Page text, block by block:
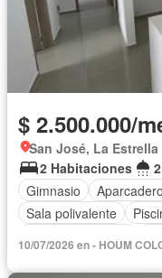
$ 2.500.000/
San José, La Estrella
2 Habitaciones
Gimnasio
Aparcadero
Sala polivalente
10/07/2026 en - HOUM